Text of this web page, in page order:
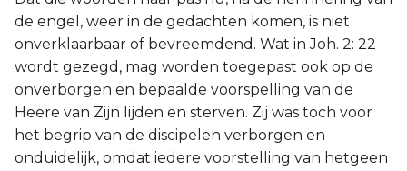
de engel, weer in de gedachten komen, is niet
onverklaarbaar of bevreemdend. Wat in Joh. 2: 22
wordt gezegd, mag worden toegepast ook op de
onverborgen en bepaalde voorspelling van de
Heere van Zijn lijden en sterven. Zij was toch voor
het begrip van de discipelen verborgen en
onduidelijk, omdat iedere voorstelling van hetgeen